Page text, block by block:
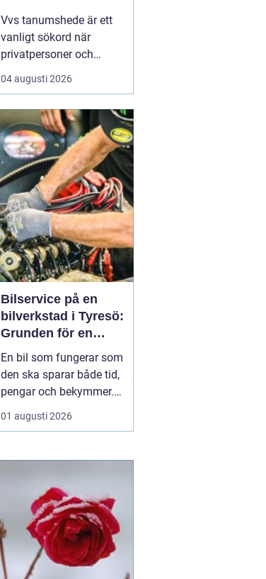
Vvs tanumshede är ett
vanligt sökord när
privatpersoner och
företag behöver hjälp
med värme, vatten och
Många undrar vad som
skiljer en seriös vvs
partner från en tillfällig
lösning, hur en
installation bör gå till
och vilka...
04 augusti 2026
Bilservice på en
bilverkstad i Tyresö:
Grunden för en
trygg och hållbar
bilvardag
En bil som fungerar som
den ska sparar både tid,
pengar och bekymmer.
För många förare blir
servicefrågan ändå
tills en varningslampa
känns fel. Ge...
01 augusti 2026